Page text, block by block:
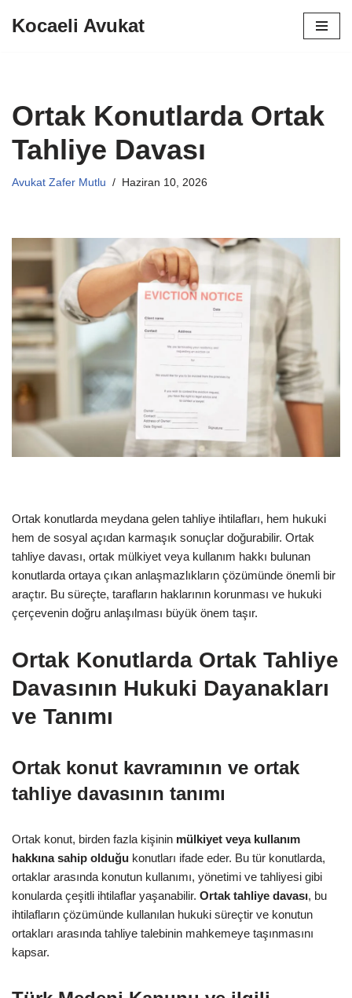
Kocaeli Avukat
Ortak Konutlarda Ortak
Tahliye Davası
Avukat Zafer Mutlu Haziran 10, 2026
Ortak konutlarda meydana gelen tahliye ihtilafları, hem hukuki
hem de sosyal açıdan karmaşık sonuçlar doğurabilir. Ortak
tahliye davası, ortak mülkiyet veya kullanım hakkı bulunan
konutlarda ortaya çıkan anlaşmazlıkların çözümünde önemli bir
araçtır. Bu süreçte, tarafların haklarının korunması ve hukuki
çerçevenin doğru anlaşılması büyük önem taşır.
Ortak Konutlarda Ortak Tahliye
Davasının Hukuki Dayanakları
ve Tanımı
Ortak konut kavramının ve ortak
tahliye davasının tanımı
Ortak konut, birden fazla kişinin mülkiyet veya kullanım
hakkına sahip olduğu konutları ifade eder. Bu tür konutlarda,
ortaklar arasında konutun kullanımı, yönetimi ve tahliyesi gibi
konularda çeşitli ihtilaflar yaşanabilir. Ortak tahliye davası, bu
ihtilafların çözümünde kullanılan hukuki süreçtir ve konutun
ortakları arasında tahliye talebinin mahkemeye taşınmasını
kapsar.